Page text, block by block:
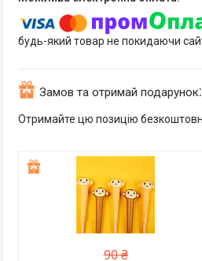
будь-який товар не покидаючи
Замов та отримай подарунок
Отримайте цю позицію
90 ₴